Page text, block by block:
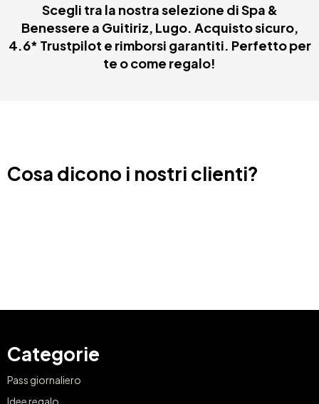
Scegli tra la nostra selezione di Spa &
Benessere a Guitiriz, Lugo. Acquisto sicuro,
4.6* Trustpilot e rimborsi garantiti. Perfetto per
te o come regalo!
Cosa dicono i nostri clienti?
Categorie
Pass giornaliero
Idee regalo